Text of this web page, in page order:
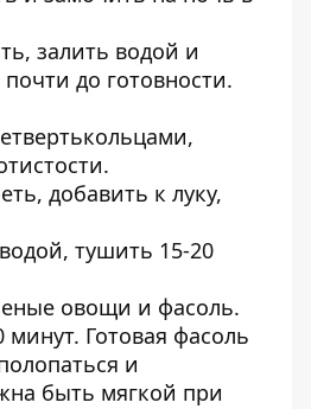
залить водой и
до готовности.
добавить к луку,
тушить 15-20
овощи и фасоль.
Готовая фасоль
и
быть мягкой при